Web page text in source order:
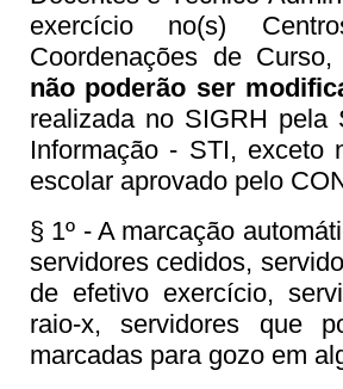
exercício no(s)
Coordenações de
não poderão ser
realizada no SIGRH pela
Informação - STI, exceto
escolar aprovado pelo
§ 1º - A marcação
servidores cedidos,
de efetivo exercício,
raio-x, servidores que
marcadas para gozo em